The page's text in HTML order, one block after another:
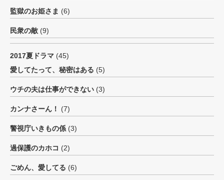
監獄のお姫さま (6)
民衆の敵 (9)
2017夏ドラマ (45)
愛してたって、秘密はある (5)
ウチの夫は仕事ができない (3)
カンナさーん！ (7)
警視庁いきもの係 (3)
過保護のカホコ (2)
ごめん、愛してる (6)